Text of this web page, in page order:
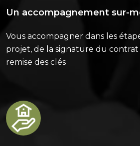
Un accompagnement sur-
Vous accompagner dans les
projet, de la signature du contrat
remise des clés